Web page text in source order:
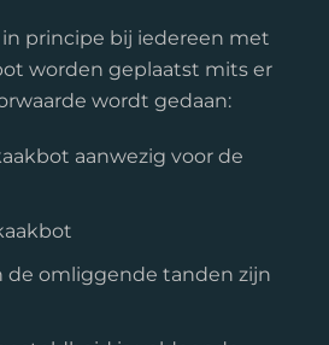
principe bij iedereen met
worden geplaatst mits er
wordt gedaan:
aanwezig voor de
de omliggende tanden zijn